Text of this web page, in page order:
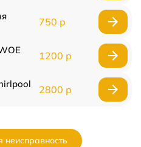
750 р
1200 р
2800 р
неисправность